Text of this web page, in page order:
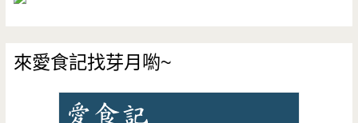
來愛食記找芽月喲~